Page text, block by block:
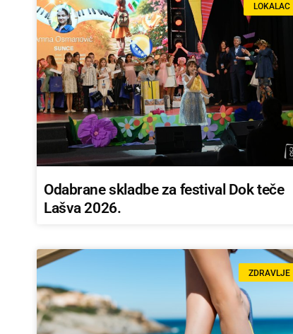
LOKALAC
Odabrane skladbe za festival Dok teče
Lašva 2026.
ZDRAVLJE